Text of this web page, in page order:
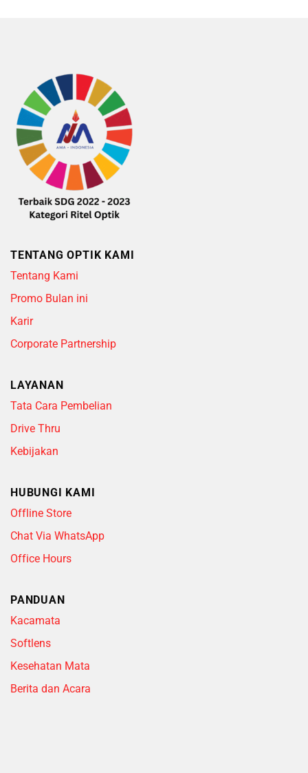
TENTANG OPTIK KAMI
Tentang Kami
Promo Bulan ini
Karir
Corporate Partnership
LAYANAN
Tata Cara Pembelian
Drive Thru
Kebijakan
HUBUNGI KAMI
Offline Store
Chat Via WhatsApp
Office Hours
PANDUAN
Kacamata
Softlens
Kesehatan Mata
Berita dan Acara